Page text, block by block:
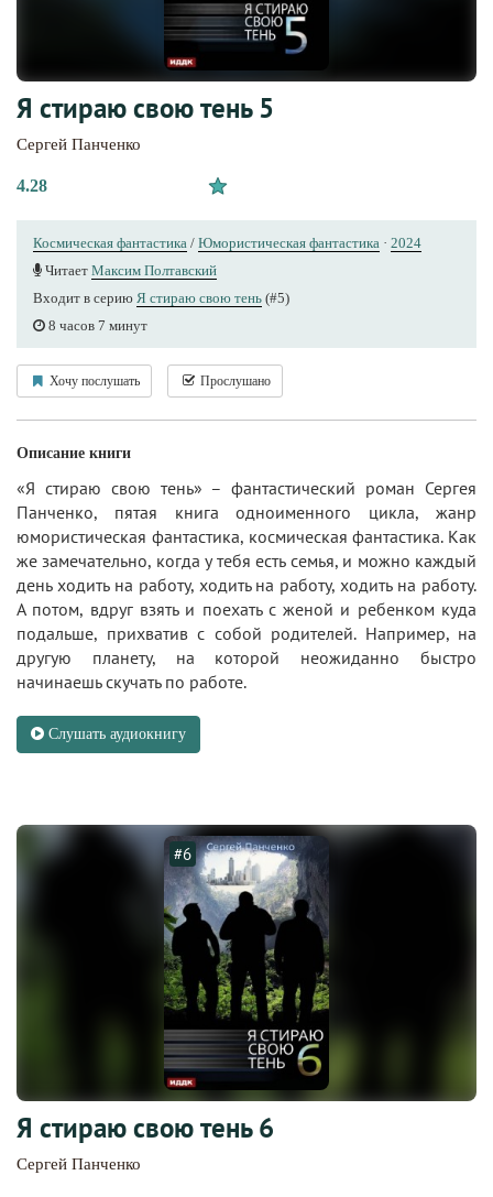
Я стираю свою тень 5
Сергей Панченко
4.28
Космическая фантастика / Юмористическая фантастика · 2024
Читает Максим Полтавский
Входит в серию Я стираю свою тень (#5)
8 часов 7 минут
Хочу послушать Прослушано
Описание книги
«Я стираю свою тень» – фантастический роман Сергея
Панченко, пятая книга одноименного цикла, жанр
юмористическая фантастика, космическая фантастика. Как
же замечательно, когда у тебя есть семья, и можно каждый
день ходить на работу, ходить на работу, ходить на работу.
А потом, вдруг взять и поехать с женой и ребенком куда
подальше, прихватив с собой родителей. Например, на
другую планету, на которой неожиданно быстро
начинаешь скучать по работе.
Слушать аудиокнигу
#6
Я стираю свою тень 6
Сергей Панченко